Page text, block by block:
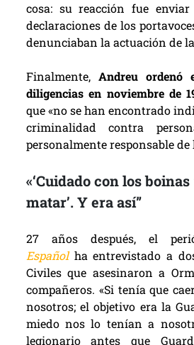
cosa: su reacción fue
declaraciones de los
denunciaban la actuación de
Finalmente, Andreu ordenó
diligencias en noviembre de
que «no se han encontrado
criminalidad contra
personalmente responsable de
«‘Cuidado con los
matar’. Y era así”
27 años después, el
Español ha entrevistado a
Civiles que asesinaron a
compañeros. «Si tenía que
nosotros; el objetivo era la
miedo nos lo tenían a
legionario antes que